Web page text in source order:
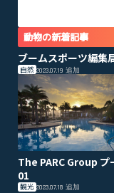
動物の新着記事
ブームスポーツ編集
自然 2023.07.19 追加
The PARC Group プ
01
観光 2023.07.18 追加